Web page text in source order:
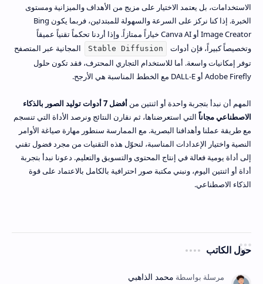
الاستخدامات، بل يعتمد الاختيار على مزيج من الأهداف والميزانية ومستوى
الخبرة. إذا كنا نركز على السرعة والسهولة للمبتدئين، فربما يكون Bing
Image Creator أو Canva AI خياراً ممتازاً. وإذا أردنا تحكماً تقنياً عميقاً
وتخصيصاً كبيراً، فإن أدوات
Stable Diffusion
المجانية عبر المتصفح
توفر إمكانيات واسعة. أما للاستخدام التجاري المحترف، فقد تكون حلول
Adobe Firefly أو DALL-E مع الخطط المناسبة هي الأرجح.
المهم أن نبدأ بتجربة واحدة أو اثنتين من
أفضل 7 أدوات توليد الصور بالذكاء
الاصطناعي مجاناً التي استعرضناها، ثم نقارن النتائج ونرصد الأداة التي تنسجم
مع طريقة عملنا وأهدافنا البصرية. مع الممارسة سنطور مهارة صياغة الأوامر
النصية واختيار الإعدادات المناسبة، لنحوّل هذه التقنيات من مجرد فضول تقني
إلى أداة يومية فعالة في إنتاج المحتوى والتسويق والتعليم. دعونا نبدأ بتجربة
أداة أو اثنتين اليوم، ونبني مكتبة صور احترافية بالكامل بالاعتماد على قوة
الذكاء الاصطناعي.
حول الكاتب